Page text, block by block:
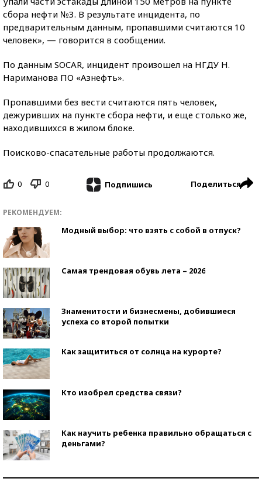
сбора нефти №3. В результате инцидента, по
предварительным данным, пропавшими считаются 10
человек», — говорится в сообщении.
По данным SOCAR, инцидент произошел на НГДУ Н.
Нариманова ПО «Азнефть».
Пропавшими без вести считаются пять человек,
дежуривших на пункте сбора нефти, и еще столько же,
находившихся в жилом блоке.
Поисково-спасательные работы продолжаются.
0 0 Подпишись Поделиться
РЕКОМЕНДУЕМ:
Модный выбор: что взять с собой в отпуск?
Самая трендовая обувь лета – 2026
Знаменитости и бизнесмены, добившиеся
успеха со второй попытки
Как защититься от солнца на курорте?
Кто изобрел средства связи?
Как научить ребенка правильно обращаться с
деньгами?